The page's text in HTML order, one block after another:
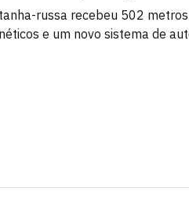
russa recebeu 502
e um novo sistema de